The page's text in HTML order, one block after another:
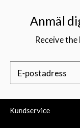
Anmäl
Receive
Kundservice